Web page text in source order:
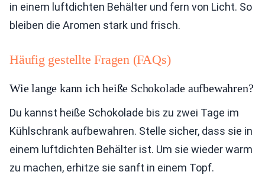
in einem luftdichten Behälter und fern von Licht. So
bleiben die Aromen stark und frisch.
Häufig gestellte Fragen (FAQs)
Wie lange kann ich heiße Schokolade aufbewahren?
Du kannst heiße Schokolade bis zu zwei Tage im
Kühlschrank aufbewahren. Stelle sicher, dass sie in
einem luftdichten Behälter ist. Um sie wieder warm
zu machen, erhitze sie sanft in einem Topf.